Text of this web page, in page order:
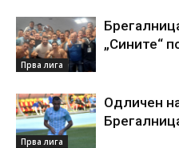
Прва лига
„Сините“
Прва лига
Одличен